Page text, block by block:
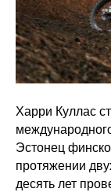
Харри Куллас
Эстонец
протяжении
десять лет